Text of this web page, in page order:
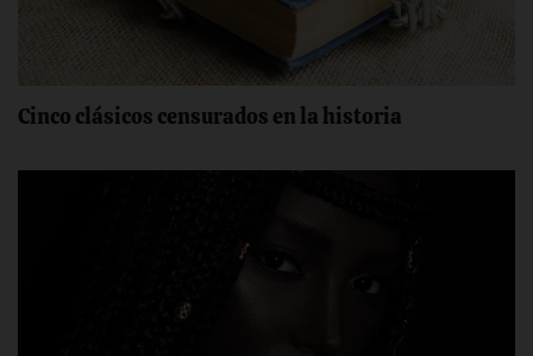
Cinco clásicos censurados en la historia